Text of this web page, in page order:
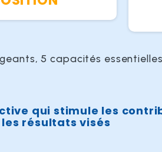
5 capacités
qui stimule les
résultats visés